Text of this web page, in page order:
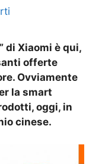
di Xiaomi è qui,
offerte
Ovviamente
la smart
oggi, in
cinese.